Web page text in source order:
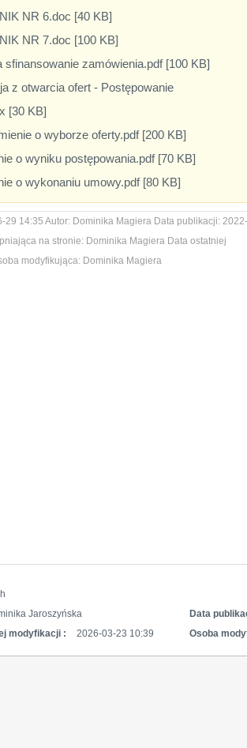
NR 6.doc [40 KB]
NR 7.doc [100 KB]
sfinansowanie zamówienia.pdf [100 KB]
z otwarcia ofert - Postępowanie
[30 KB]
o wyborze oferty.pdf [200 KB]
o wyniku postępowania.pdf [70 KB]
o wykonaniu umowy.pdf [80 KB]
29 14:35 Autor: Dominika Magiera Data publikacji: 2022-
na stronie: Dominika Magiera Data ostatniej
modyfikująca: Dominika Magiera
Jaroszyńska
Data
modyfikacji : 2026-03-23 10:39 Osoba